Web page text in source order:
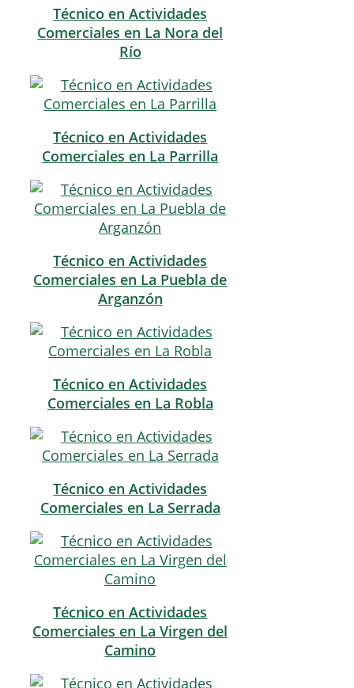
Técnico en Actividades
Comerciales en La Nora del
Río
Técnico en Actividades
Comerciales en La Parrilla
Técnico en Actividades
Comerciales en La Puebla de
Arganzón
Técnico en Actividades
Comerciales en La Robla
Técnico en Actividades
Comerciales en La Serrada
Técnico en Actividades
Comerciales en La Virgen del
Camino